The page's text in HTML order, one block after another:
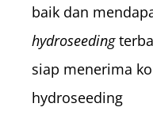
baik dan
hydroseeding
siap menerima
hydroseeding